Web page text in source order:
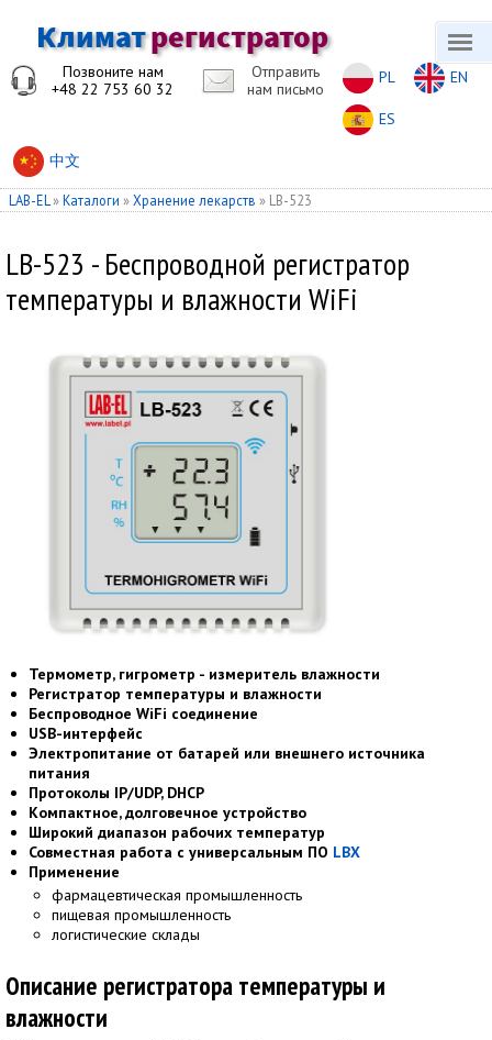
Позвоните нам
+48 22 753 60 32
Отправить
нам письмо
PL EN
ES
中文
LAB-EL »Каталоги »Хранение лекарств » LB-523
LB-523 - Беспроводной регистратор
температуры и влажности WiFi
Термометр, гигрометр - измеритель влажности
Регистратор температуры и влажности
Беспроводное WiFi соединение
USB-интерфейс
Электропитание от батарей или внешнего источника
питания
Протоколы IP/UDP, DHCP
Компактное, долговечное устройство
Широкий диапазон рабочих температур
Совместная работа с универсальным ПО LBX
Применение
фармацевтическая промышленность
пищевая промышленность
логистические склады
Описание регистратора температуры и
влажности